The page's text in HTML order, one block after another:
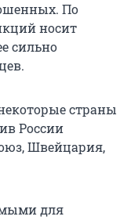
По
носит
сильно
страны
России
Швейцария,
для